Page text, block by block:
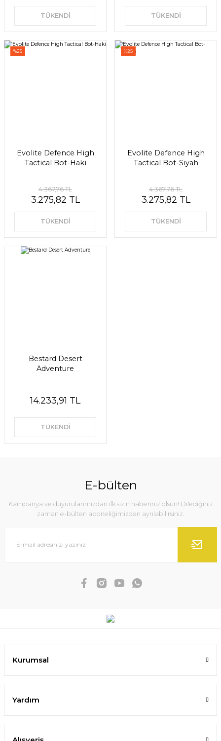
TÜKENDİ TÜKENDİ
%25
Evolite Defence High
Tactical Bot-Haki
4.367,76 TL
3.275,82 TL
TÜKENDİ
%25
Evolite Defence High
Tactical Bot-Siyah
4.367,76 TL
3.275,82 TL
TÜKENDİ
Bestard Desert
Adventure
14.233,91 TL
TÜKENDİ
E-bülten
Kampanya ve duyurularımızdan ilk sizin haberiniz olsun! Dilediğiniz
zaman e-bülten aboneliğimizden ayrılabilirsiniz.
Kurumsal
Yardım